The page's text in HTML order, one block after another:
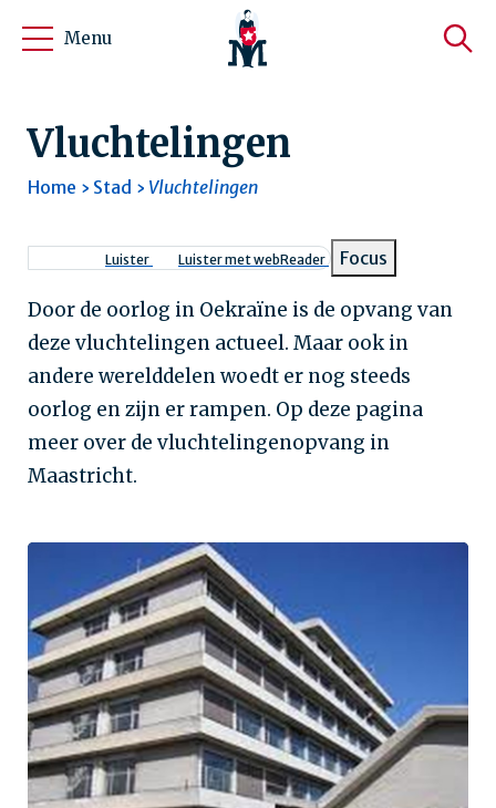
Menu
Vluchtelingen
Kruimelpad
Home Stad Vluchtelingen
Luister Luister met webReader Focus
Door de oorlog in Oekraïne is de opvang van
deze vluchtelingen actueel. Maar ook in
andere werelddelen woedt er nog steeds
oorlog en zijn er rampen. Op deze pagina
meer over de vluchtelingenopvang in
Maastricht.